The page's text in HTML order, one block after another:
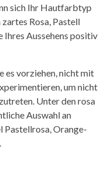
sich Ihr Hautfarbtyp
Rosa, Pastell
Aussehens positiv
es vorziehen, nicht mit
um nicht
Unter den rosa
Auswahl an
Pastellrosa, Orange-